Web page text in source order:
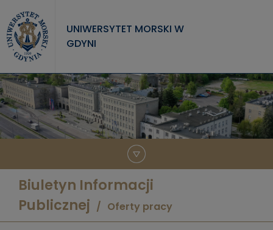
UNIWERSYTET MORSKI W
GDYNI
UNIWERSYTET
STUDIA
NAUKA
Biuletyn Informacji
Publicznej
Oferty pracy